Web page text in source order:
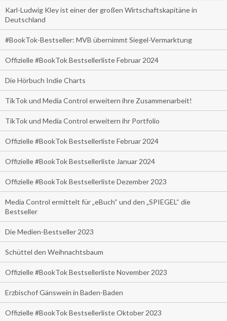
Karl-Ludwig Kley ist einer der großen Wirtschaftskapitäne in
Deutschland
#BookTok-Bestseller: MVB übernimmt Siegel-Vermarktung
Offizielle #BookTok Bestsellerliste Februar 2024
Die Hörbuch Indie Charts
TikTok und Media Control erweitern ihre Zusammenarbeit!
TikTok und Media Control erweitern ihr Portfolio
Offizielle #BookTok Bestsellerliste Februar 2024
Offizielle #BookTok Bestsellerliste Januar 2024
Offizielle #BookTok Bestsellerliste Dezember 2023
Media Control ermittelt für „eBuch“ und den „SPIEGEL“ die
Bestseller
Die Medien-Bestseller 2023
Schüttel den Weihnachtsbaum
Offizielle #BookTok Bestsellerliste November 2023
Erzbischof Gänswein in Baden-Baden
Offizielle #BookTok Bestsellerliste Oktober 2023